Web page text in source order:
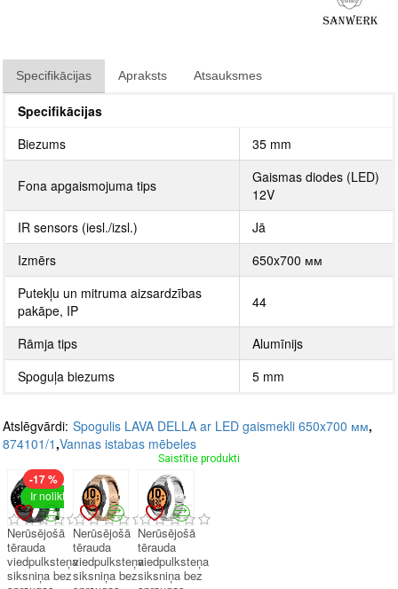
Specifikācijas Apraksts Atsauksmes
Specifikācijas
Biezums
35 mm
Fona apgaismojuma tips
Gaismas diodes (LED)
12V
IR sensors (iesl./izsl.)
Jā
Izmērs
650x700 мм
Putekļu un mitruma aizsardzības
pakāpe, IP
44
Rāmja tips
Alumīnijs
Spoguļa biezums
5 mm
Atslēgvārdi: Spogulis LAVA DELLA ar LED gaismekli 650x700 мм,
874101/1,Vannas istabas mēbeles
Saistītie produkti
Ir noliktavā
-17 %
Nerūsējošā
tērauda
viedpulksteņa
siksniņa bez
Nerūsējošā
tērauda
viedpulksteņa
siksniņa bez
Nerūsējošā
tērauda
viedpulksteņa
siksniņa bez